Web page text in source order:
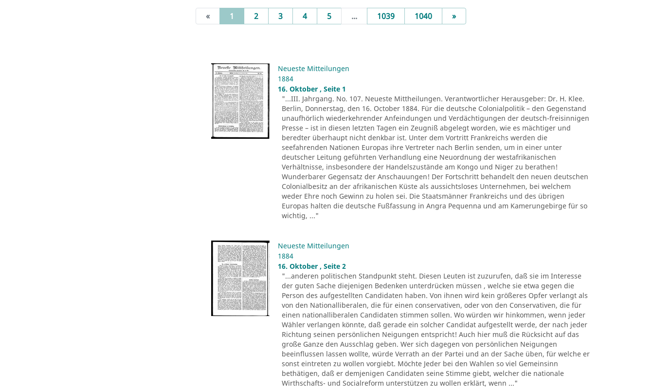
« 1 (current)
2 3 4 5 ... 1039 1040 »Next
Neueste Mitteilungen
1884
16. Oktober , Seite 1
"...III. Jahrgang. No. 107. Neueste Mittheilungen. Verantwortlicher Herausgeber: Dr. H. Klee.
Berlin, Donnerstag, den 16. October 1884. Für die deutsche Colonialpolitik – den Gegenstand
unaufhörlich wiederkehrender Anfeindungen und Verdächtigungen der deutsch-freisinnigen
Presse – ist in diesen letzten Tagen ein Zeugniß abgelegt worden, wie es mächtiger und
beredter überhaupt nicht denkbar ist. Unter dem Vortritt Frankreichs werden die
seefahrenden Nationen Europas ihre Vertreter nach Berlin senden, um in einer unter
deutscher Leitung geführten Verhandlung eine Neuordnung der westafrikanischen
Verhältnisse, insbesondere der Handelszustände am Kongo und Niger zu berathen!
Wunderbarer Gegensatz der Anschauungen! Der Fortschritt behandelt den neuen deutschen
Colonialbesitz an der afrikanischen Küste als aussichtsloses Unternehmen, bei welchem
weder Ehre noch Gewinn zu holen sei. Die Staatsmänner Frankreichs und des übrigen
Europas halten die deutsche Fußfassung in Angra Pequenna und am Kamerungebirge für so
wichtig, ..."
Neueste Mitteilungen
1884
16. Oktober , Seite 2
"...anderen politischen Standpunkt steht. Diesen Leuten ist zuzurufen, daß sie im Interesse
der guten Sache diejenigen Bedenken unterdrücken müssen , welche sie etwa gegen die
Person des aufgestellten Candidaten haben. Von ihnen wird kein größeres Opfer verlangt als
von den Nationalliberalen, die für einen conservativen, oder von den Conservativen, die für
einen nationalliberalen Candidaten stimmen sollen. Wo würden wir hinkommen, wenn jeder
Wähler verlangen könnte, daß gerade ein solcher Candidat aufgestellt werde, der nach jeder
Richtung seinen persönlichen Neigungen entspricht! Auch hier muß die Rücksicht auf das
große Ganze den Ausschlag geben. Wer sich dagegen von persönlichen Neigungen
beeinflussen lassen wollte, würde Verrath an der Partei und an der Sache üben, für welche er
sonst eintreten zu wollen vorgiebt. Möchte Jeder bei den Wahlen so viel Gemeinsinn
bethätigen, daß er demjenigen Candidaten seine Stimme giebt, welcher die nationale
Wirthschafts- und Socialreform unterstützen zu wollen erklärt, wenn ..."